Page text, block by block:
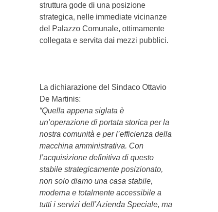
struttura gode di una posizione
strategica, nelle immediate vicinanze
del Palazzo Comunale, ottimamente
collegata e servita dai mezzi pubblici.
La dichiarazione del Sindaco Ottavio
De Martinis:
“Quella appena siglata è
un’operazione di portata storica per la
nostra comunità e per l’efficienza della
macchina amministrativa. Con
l’acquisizione definitiva di questo
stabile strategicamente posizionato,
non solo diamo una casa stabile,
moderna e totalmente accessibile a
tutti i servizi dell’Azienda Speciale, ma